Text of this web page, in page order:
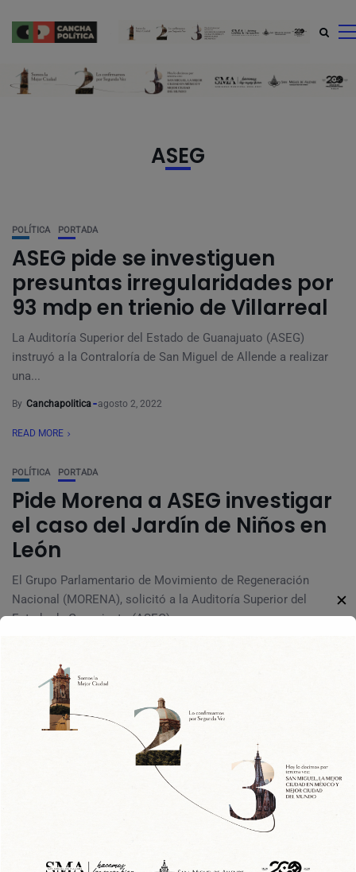
ASEG
POLÍTICA PORTADA
ASEG pide se investiguen
presuntas irregularidades por
93 mdp en trienio de Villarreal
La Auditoría Superior del Estado de Guanajuato (ASEG)
instruyó a la Contraloría de San Miguel de Allende a realizar
una...
By Canchapolitica agosto 2, 2022
READ MORE
POLÍTICA PORTADA
Pide Morena a ASEG investigar
el caso del Jardín de Niños en
León
El Grupo Parlamentario de Movimiento de Regeneración
Nacional (MORENA), solicitó a la Auditoría Superior del
Estado de Guanajuato (ASEG),...
READ MORE
✕